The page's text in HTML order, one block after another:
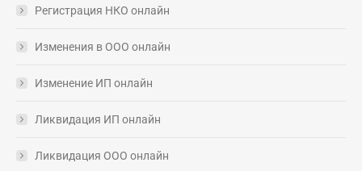
Регистрация НКО онлайн
Изменения в ООО онлайн
Изменение ИП онлайн
Ликвидация ИП онлайн
Ликвидация ООО онлайн